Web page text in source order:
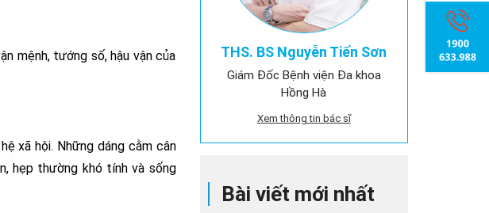
mệnh, tướng số, hậu vận của
xã hội. Những dáng cằm cân
hẹp thường khó tính và sống
THS. BS Nguyễn Tiến Sơn
Giám Đốc Bệnh viện Đa khoa
Hồng Hà
Xem thông tin bác sĩ
Bài viết mới nhất